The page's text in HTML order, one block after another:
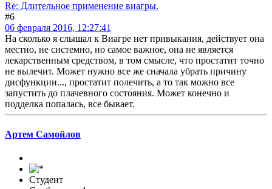
Re: Длительное применение виагры.
#6
06 февраля 2016, 12:27:41
На сколько я слышал к Виагре нет привыкания, действует она
местно, не системно, но самое важное, она не является
лекарственным средством, в том смысле, что простатит точно
не вылечит. Может нужно все же сначала убрать причину
дисфункции..., простатит полечить, а то так можно все
запустить до плачевного состояния. Может конечно и
подделка попалась, все бывает.
Артем Самойлов
Студент